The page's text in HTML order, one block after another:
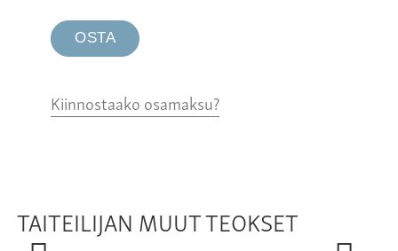
OSTA
Kiinnostaako osamaksu?
TAITEILIJAN MUUT TEOKSET